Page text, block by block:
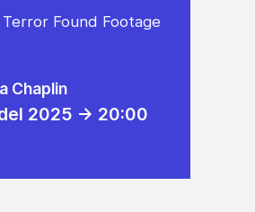
Found Footage
Chaplin
2025 -> 20:00